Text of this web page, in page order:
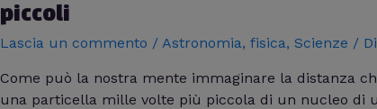
piccoli
Lascia un commento / Astronomia, fisica, Scienze / Di
Come può la nostra mente immaginare la distanza
una particella mille volte più piccola di un nucleo di